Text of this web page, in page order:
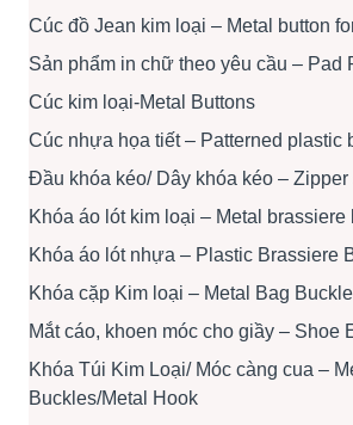
Cúc đồ Jean kim loại – Metal button
Sản phẩm in chữ theo yêu cầu – Pad
Cúc kim loại-Metal Buttons
Cúc nhựa họa tiết – Patterned plastic
Đầu khóa kéo/ Dây khóa kéo –
Khóa áo lót kim loại – Metal brassiere
Khóa áo lót nhựa – Plastic Brassiere
Khóa cặp Kim loại – Metal Bag
Mắt cáo, khoen móc cho giầy – Shoe
Khóa Túi Kim Loại/ Móc càng cua –
Buckles/Metal Hook